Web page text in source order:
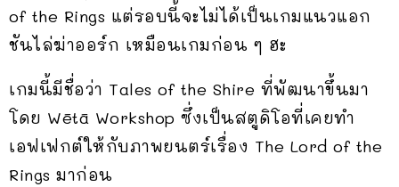
of the Rings แต่รอบนี้จะไม่ได้เป็นเกมแนวแอก
ชันไล่ฆ่าออร์ก เหมือนเกมก่อน ๆ ฮะ
เกมนี้มีชื่อว่า Tales of the Shire ที่พัฒนาขึ้นมา
โดย Wētā Workshop ซึ่งเป็นสตูดิโอที่เคยทำ
เอฟเฟกต์ให้กับภาพยนตร์เรื่อง The Lord of the
Rings มาก่อน